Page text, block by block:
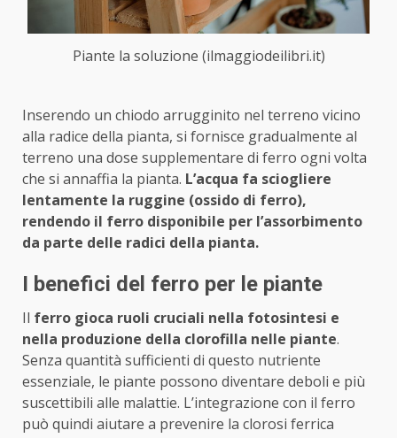
Piante la soluzione (ilmaggiodeilibri.it)
Inserendo un chiodo arrugginito nel terreno vicino
alla radice della pianta, si fornisce gradualmente al
terreno una dose supplementare di ferro ogni volta
che si annaffia la pianta. L’acqua fa sciogliere
lentamente la ruggine (ossido di ferro),
rendendo il ferro disponibile per l’assorbimento
da parte delle radici della pianta.
I benefici del ferro per le piante
Il ferro gioca ruoli cruciali nella fotosintesi e
nella produzione della clorofilla nelle piante.
Senza quantità sufficienti di questo nutriente
essenziale, le piante possono diventare deboli e più
suscettibili alle malattie. L’integrazione con il ferro
può quindi aiutare a prevenire la clorosi ferrica